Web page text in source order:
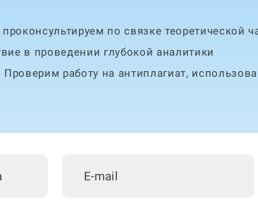
по связке теоретической
в проведении глубокой аналитики
работу на антиплагиат,